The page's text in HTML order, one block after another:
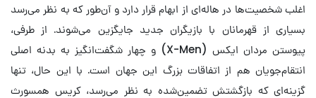
اغلب شخصیت‌ها در هاله‌ای از ابهام قرار دارد و آن‌طور که به نظر می‌رسد
بسیاری از قهرمانان با بازیگران جدید جایگزین می‌شوند. از طرفی،
پیوستن مردان ایکس (X-Men) و چهار شگفت‌انگیز به بدنه اصلی
انتقام‌جویان هم از اتفاقات بزرگ این جهان است. با این حال، تنها
گزینه‌ای که بازگشتش تضمین‌شده به نظر می‌رسد، کریس همسورث